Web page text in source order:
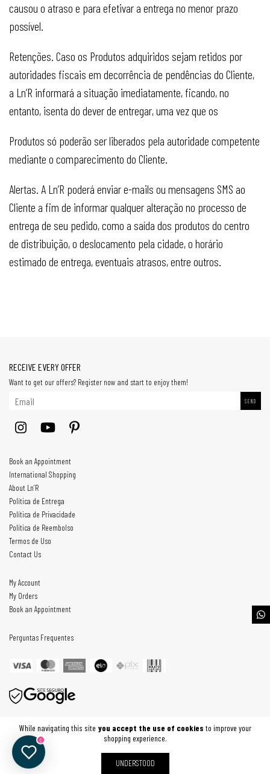
While navigating this site you accept the use of cookies to improve your
shopping experience.
UNDERSTOOD
causou o atraso e para efetivar a entrega no menor prazo
possível.
Retenções. Caso os Produtos adquiridos sejam retidos por
autoridades fiscais em decorrência de pendências do Cliente,
a Ln’R informará a situação imediatamente, ficando, no
entanto, isenta do dever de entregar, uma vez que os
Produtos só poderão ser liberados pela autoridade competente
mediante o comparecimento do Cliente.
Alertas. A Ln’R poderá enviar e-mails ou mensagens SMS ao
Cliente a fim de informar qualquer alteração no processo de
entrega de seu pedido, como a saída dos produtos do centro
de distribuição, o deslocamento pela cidade, o horário
estimado de entrega, eventuais atrasos, entre outros.
RECEIVE EVERY OFFER
Want to get our offers? Register now and start to enjoy them!
Book an Appointment
International Shopping
About Ln’R
Política de Entrega
Política de Privacidade
Política de Reembolso
Termos de Uso
Contact Us
My Account
My Orders
Book an Appointment
Perguntas Frequentes
0